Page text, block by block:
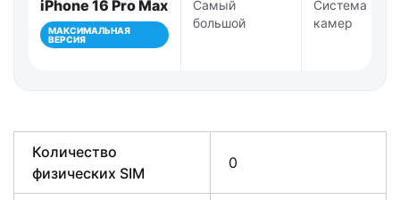
iPhone 16 Pro Max
МАКСИМАЛЬНАЯ
ВЕРСИЯ
Самый
большой
Система Pro-
камер
Количество
физических SIM
0